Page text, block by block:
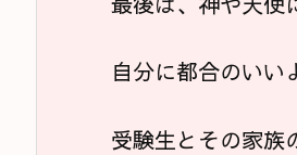
自分に都合のいい
受験生とその家族